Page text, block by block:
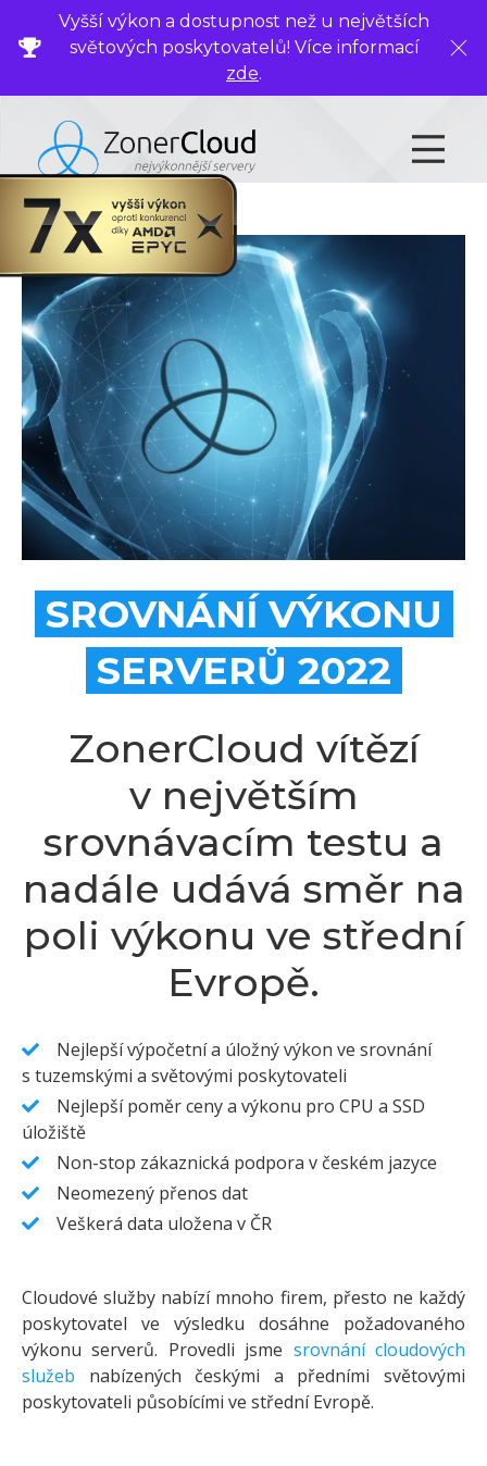
Vyšší výkon a dostupnost než u největších
světových poskytovatelů! Více informací
zde.
SROVNÁNÍ VÝKONU
SERVERŮ 2022
ZonerCloud vítězí
v největším
srovnávacím testu a
nadále udává směr na
poli výkonu ve střední
Evropě.
Nejlepší výpočetní a úložný výkon ve srovnání
s tuzemskými a světovými poskytovateli
Nejlepší poměr ceny a výkonu pro CPU a SSD
úložiště
Non-stop zákaznická podpora v českém jazyce
Neomezený přenos dat
Veškerá data uložena v ČR
Cloudové služby nabízí mnoho firem, přesto ne každý
poskytovatel ve výsledku dosáhne požadovaného
výkonu serverů. Provedli jsme srovnání cloudových
služeb nabízených českými a předními světovými
poskytovateli působícími ve střední Evropě.